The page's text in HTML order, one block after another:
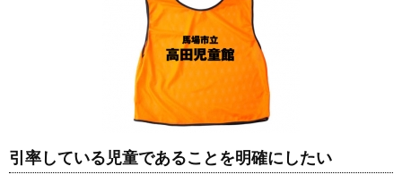
引率している児童であることを明確にしたい